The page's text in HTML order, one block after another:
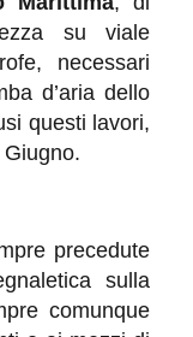
su viale
necessari
d’aria dello
questi lavori,
precedute
sulla
comunque